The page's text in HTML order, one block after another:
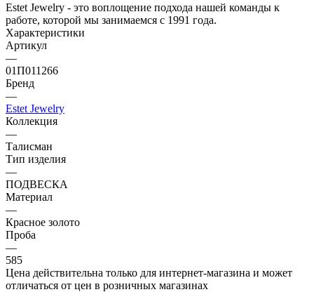
Estet Jewelry - это воплощение подхода нашей команды к
работе, которой мы занимаемся с 1991 года.
Характеристики
Артикул
—
01П011266
Бренд
—
Estet Jewelry
Коллекция
—
Талисман
Тип изделия
—
ПОДВЕСКА
Материал
—
Красное золото
Проба
—
585
Цена действительна только для интернет-магазина и может
отличаться от цен в розничных магазинах